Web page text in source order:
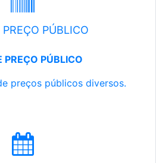
PREÇO PÚBLICO
PREÇO PÚBLICO
preços públicos diversos.